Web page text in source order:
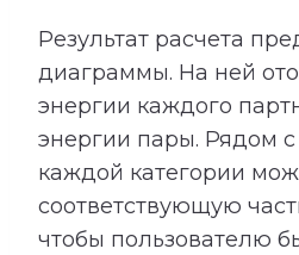
Результат расчета
диаграммы. На ней
энергии каждого
энергии пары. Рядом
каждой категории
соответствующую
чтобы пользователю